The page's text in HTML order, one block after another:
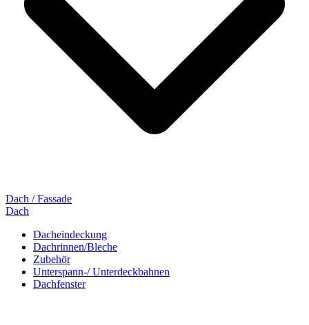
Dach / Fassade
Dach
Dacheindeckung
Dachrinnen/Bleche
Zubehör
Unterspann-/ Unterdeckbahnen
Dachfenster